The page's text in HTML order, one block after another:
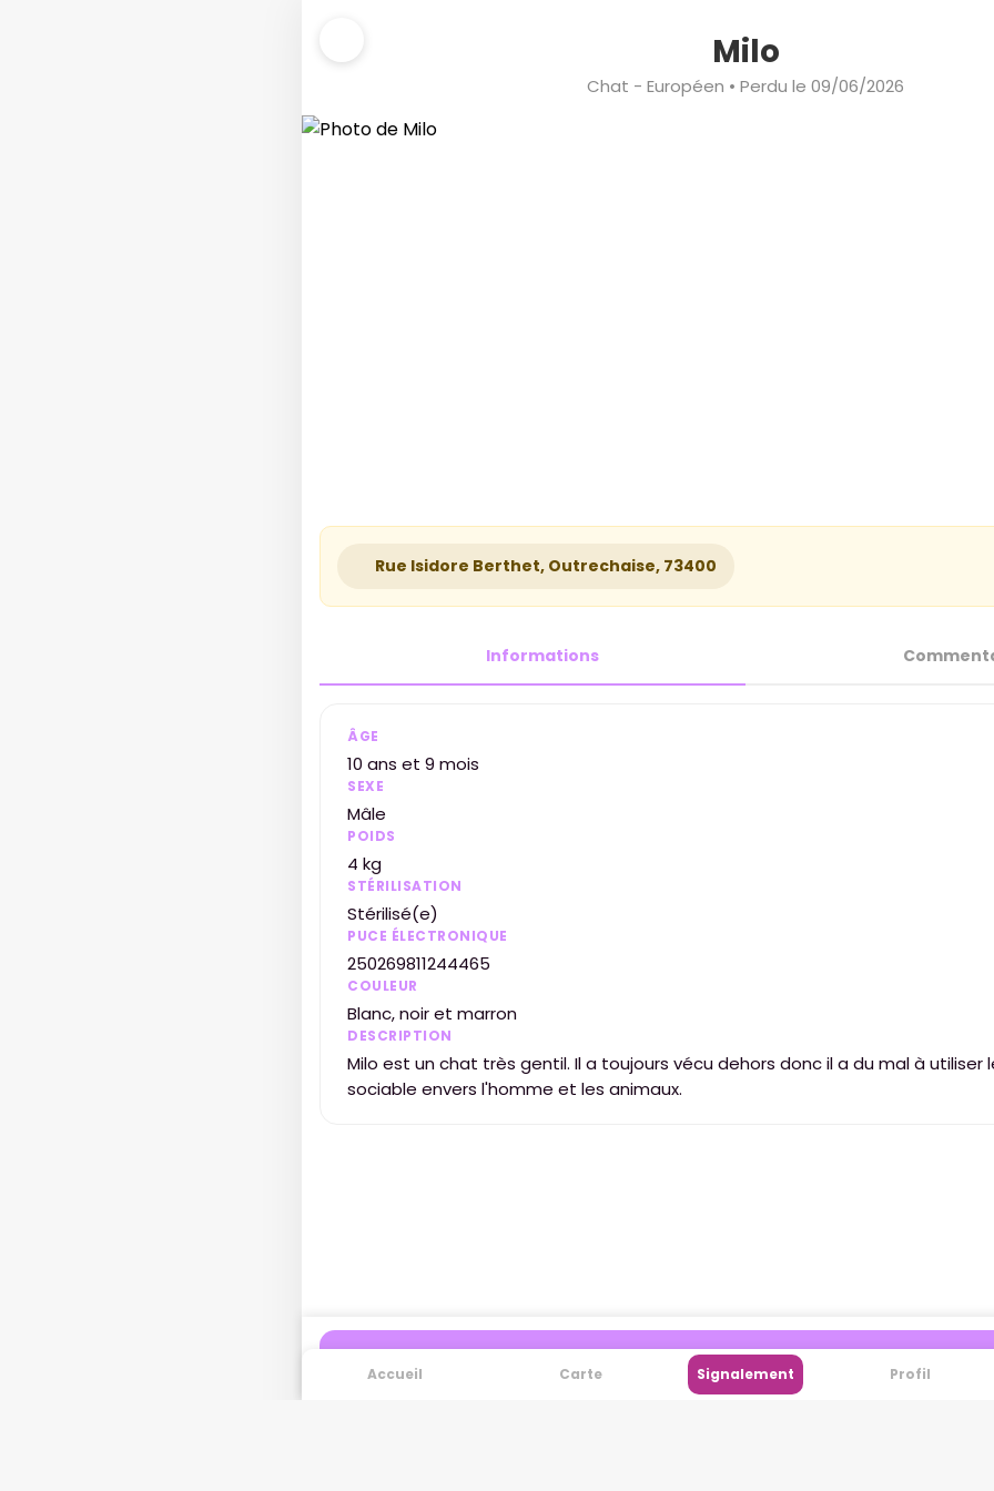
Milo
Chat - Européen • Perdu le 09/06/2026
Rue Isidore Berthet, Outrechaise, 73400
Informations
ÂGE
10 ans et 9 mois
SEXE
Mâle
POIDS
4 kg
STÉRILISATION
Stérilisé(e)
PUCE ÉLECTRONIQUE
250269811244465
COULEUR
Blanc, noir et marron
DESCRIPTION
Milo est un chat très gentil. Il a toujours vécu dehors donc il a du mal à utiliser
sociable envers l'homme et les animaux.
Partager cette annonce
Accueil Carte Signalement Profil